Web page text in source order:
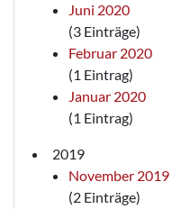
Juni 2020
(3 Einträge)
Februar 2020
(1 Eintrag)
Januar 2020
(1 Eintrag)
2019
November 2019
(2 Einträge)